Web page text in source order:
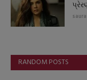
RANDOM POSTS